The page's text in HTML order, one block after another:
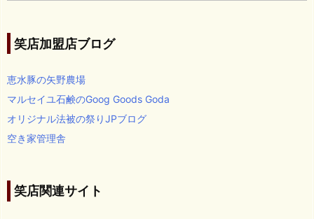
ブ笑店加盟店ブログ
恵水豚の矢野農場
マルセイユ石鹸のGoog Goods Goda
オリジナル法被の祭りJPブログ
空き家管理舎
笑店関連サイト